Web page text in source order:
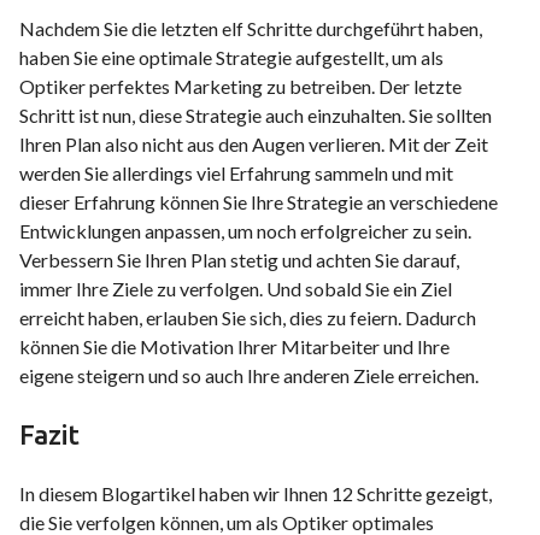
Nachdem Sie die letzten elf Schritte durchgeführt haben,
haben Sie eine optimale Strategie aufgestellt, um als
Optiker perfektes Marketing zu betreiben. Der letzte
Schritt ist nun, diese Strategie auch einzuhalten. Sie sollten
Ihren Plan also nicht aus den Augen verlieren. Mit der Zeit
werden Sie allerdings viel Erfahrung sammeln und mit
dieser Erfahrung können Sie Ihre Strategie an verschiedene
Entwicklungen anpassen, um noch erfolgreicher zu sein.
Verbessern Sie Ihren Plan stetig und achten Sie darauf,
immer Ihre Ziele zu verfolgen. Und sobald Sie ein Ziel
erreicht haben, erlauben Sie sich, dies zu feiern. Dadurch
können Sie die Motivation Ihrer Mitarbeiter und Ihre
eigene steigern und so auch Ihre anderen Ziele erreichen.
Fazit
In diesem Blogartikel haben wir Ihnen 12 Schritte gezeigt,
die Sie verfolgen können, um als Optiker optimales